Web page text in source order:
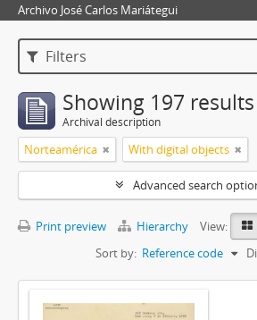
Archivo José Carlos Mariátegui
Filters
Showing 197 results
Archival description
Norteamérica With digital objects
Advanced search
Print preview Hierarchy
View:
Sort by: Reference code